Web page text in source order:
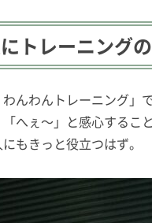
トレーニング
んわんトレーニング」
へぇ〜」と感心すること
もきっと役立つはず。